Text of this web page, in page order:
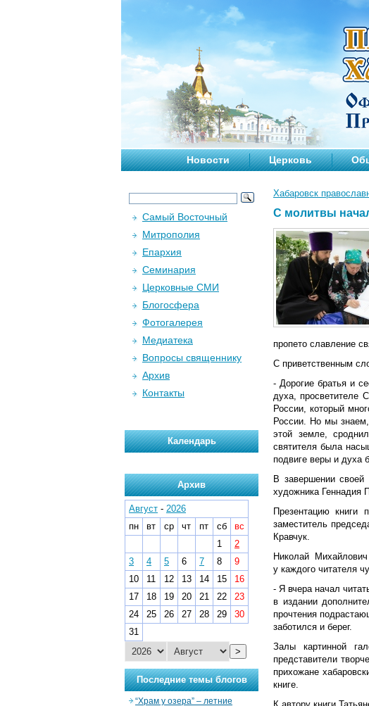
Новости Церковь
Хабаровск
С молитвы
пропето славление
С приветственным
- Дорогие братья и
духа, просветителе
России, который
России. Но мы
этой земле,
святителя была
подвиге веры и духа
В завершении своей
художника Геннадия
Презентацию книги
заместитель
Кравчук.
Николай
у каждого читателя
- Я вчера начал
в издании
прочтения
заботился и берег.
Залы картинной
представители
прихожане
книге.
Самый Восточный
Митрополия
Епархия
Семинария
Церковные СМИ
Блогосфера
Фотогалерея
Медиатека
Вопросы священнику
Архив
Контакты
Календарь
Архив
Август - 2026
пн
вт ср чт пт сб
вс
1
2
3
4 5 6 7 8
9
10
11 12 13 14 15
16
17
18 19 20 21 22
23
24
25 26 27 28 29
30
31
>
Последние темы блогов
“Храм у озера” – летние